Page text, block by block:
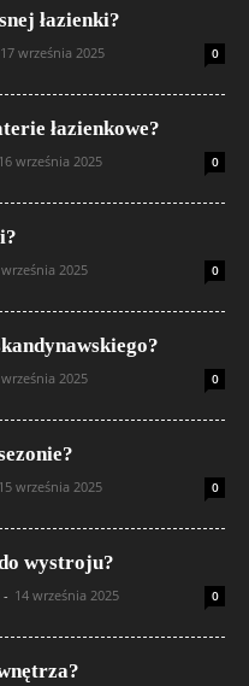
łazienki?
17 września 2025 0
łazienkowe?
16 września 2025 0
2025 0
2025 0
15 września 2025 0
wystroju?
- 14 września 2025 0